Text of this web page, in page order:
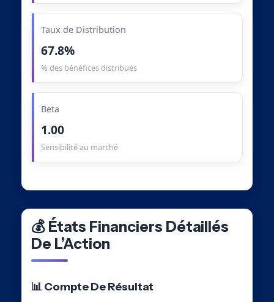
Taux de Distribution
67.8%
% des bénéfices distribués
Beta
1.00
Sensibilité au marché
💰 États Financiers Détaillés
De L’Action
📊 Compte De Résultat